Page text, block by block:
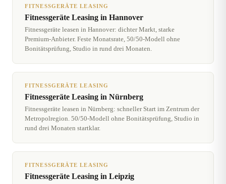
FITNESSGERÄTE LEASING
Fitnessgeräte Leasing in Hannover
Fitnessgeräte leasen in Hannover: dichter Markt, starke
Premium-Anbieter. Feste Monatsrate, 50/50-Modell ohne
Bonitätsprüfung, Studio in rund drei Monaten.
FITNESSGERÄTE LEASING
Fitnessgeräte Leasing in Nürnberg
Fitnessgeräte leasen in Nürnberg: schneller Start im Zentrum der
Metropolregion. 50/50-Modell ohne Bonitätsprüfung, Studio in
rund drei Monaten startklar.
FITNESSGERÄTE LEASING
Fitnessgeräte Leasing in Leipzig